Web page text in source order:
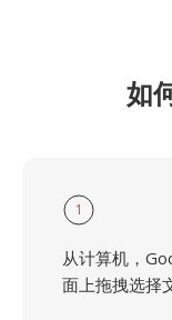
如
1
从计算机，
面上拖拽选择